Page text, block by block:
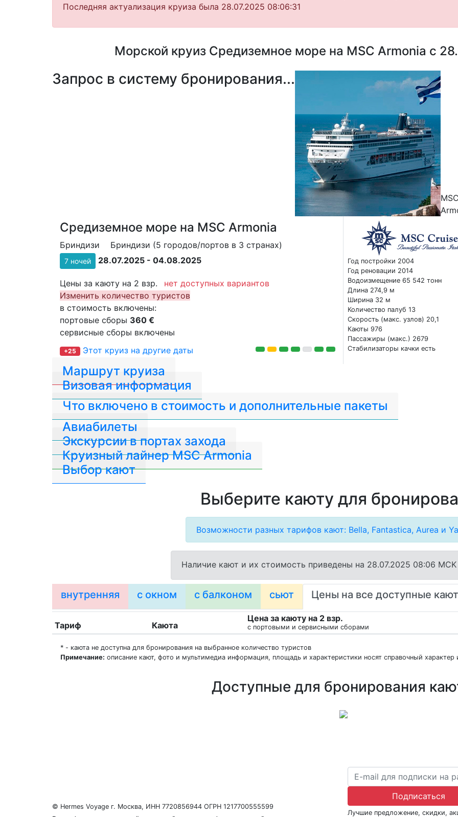
Последняя актуализация круиза была 28.07.2025 08:06:31
Морской круиз Средиземное море на MSC Armonia с
MSC
Средиземное море на MSC Armonia
Бриндизи Бриндизи (5 городов/портов в 3 странах)
7 ночей 28.07.2025 - 04.08.2025
Цены за каюту на 2 взр.
нет доступных вариантов
Изменить количество туристов
в стоимость включены:
портовые сборы 360 €
сервисные сборы включены
+25 Этот круиз на другие даты
Год постройки 2004
Год реновации 2014
Водоизмещение 65 542 тонн
Длина 274,9 м
Ширина 32 м
Количество палуб 13
Скорость (макс. узлов) 20,1
Каюты 976
Пассажиры (макс.) 2679
Стабилизаторы качки есть
Запрос в систему бронирования...
Маршрут круиза
Визовая информация
Авиабилеты
Что включено в стоимость и дополнительные пакеты
Экскурсии в портах захода
Круизный лайнер MSC Armonia
Выбор кают
Выберите каюту для
Возможности разных тарифов кают: Bella, Fantastica, Aurea и
Наличие кают и их стоимость приведены на 28.07.2025 08:06 MCK
внутренняя с окном с балконом сьют Цены на все доступные
Тариф Каюта
Цена за каюту на 2 взр.
с портовыми и сервисными сборами
* - каюта не доступна для бронирования на выбранное количество туристов
Примечание: описание кают, фото и мультимедиа информация, площадь и характеристики носят справочный характер
Доступные для бронирования
© Hermes Voyage г. Москва, ИНН 7720856944 ОГРН 1217700555599
Подписаться
Лучшие предложение, скидки,